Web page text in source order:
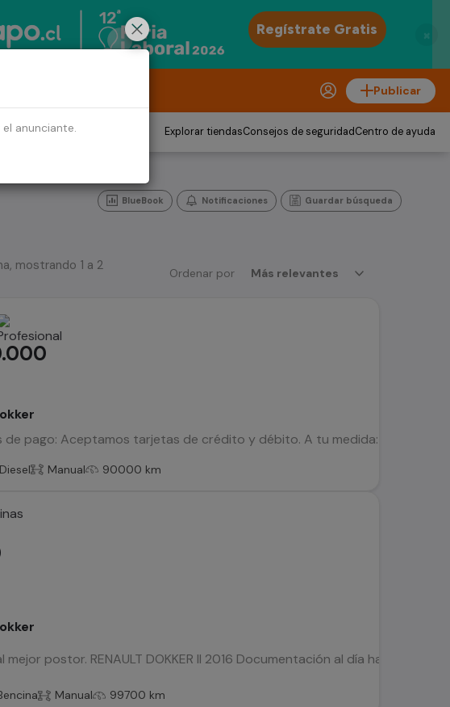
×
Publicar
Explorar tiendasConsejos de seguridadCentro de ayuda
BlueBook Notificaciones Guardar búsqueda
Ordenar por Más relevantes
mostrando 1 a 2
de pago: Aceptamos tarjetas de crédito y débito. A tu medida: Contamos
Diesel Manual 90000 km
mejor postor. RENAULT DOKKER ll 2016 Documentación al día hasta
Manual 99700 km
anunciante.